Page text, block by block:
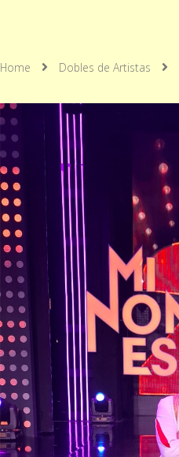
Home Dobles de Artistas